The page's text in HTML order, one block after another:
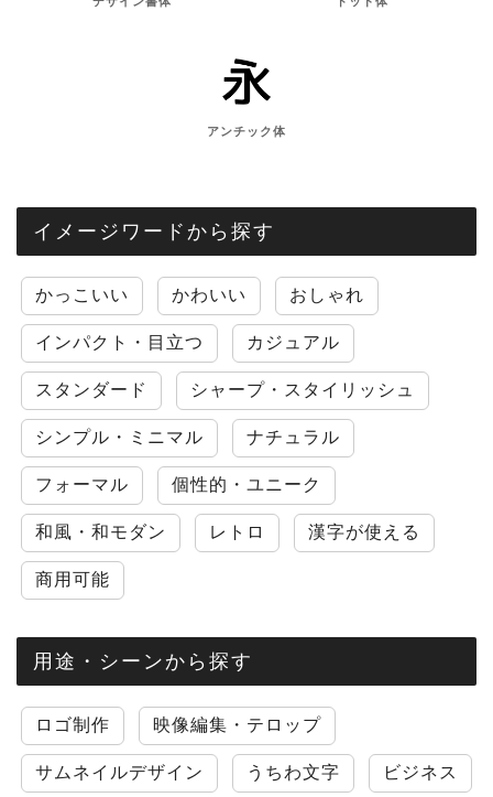
アンチック体
イメージワードから探す
かっこいい かわいい おしゃれ
インパクト・目立つ カジュアル
スタンダード シャープ・スタイリッシュ
シンプル・ミニマル ナチュラル
フォーマル 個性的・ユニーク
和風・和モダン レトロ 漢字が使える
商用可能
用途・シーンから探す
ロゴ制作 映像編集・テロップ
サムネイルデザイン うちわ文字 ビジネス